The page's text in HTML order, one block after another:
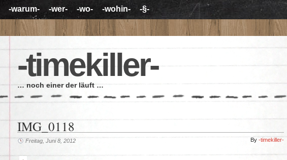
-warum- -wer- -wo- -wohin- -§-
-timekiller-
… noch einer der läuft …
IMG_0118
By -timekiller-
Freitag, Juni 8, 2012